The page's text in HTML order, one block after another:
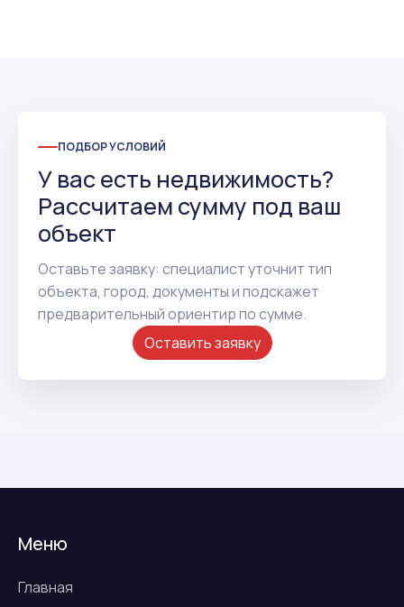
ПОДБОР УСЛОВИЙ
У вас есть недвижимость?
Рассчитаем сумму под ваш
объект
Оставьте заявку: специалист уточнит тип
объекта, город, документы и подскажет
предварительный ориентир по сумме.
Оставить заявку
Меню
Главная